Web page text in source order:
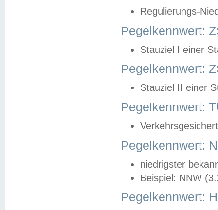
Regulierungs-
Pegelkennwert:
Stauziel I einer
Pegelkennwert:
Stauziel II einer
Pegelkennwert:
Pegelkennwert:
niedrigster
Beispiel: NNW
Pegelkennwert: